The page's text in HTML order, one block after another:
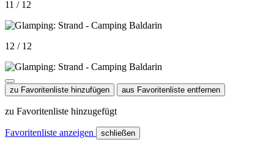
11 / 12
12 / 12
zu Favoritenliste hinzufügen aus Favoritenliste entfernen
zu Favoritenliste hinzugefügt
Favoritenliste anzeigen schließen